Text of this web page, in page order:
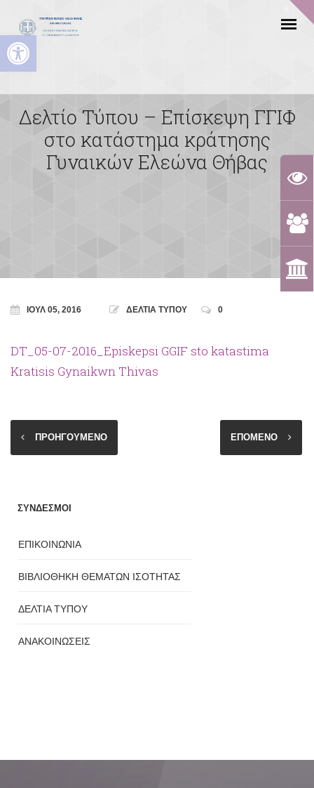
Ανοίξτε τη γραμμή εργαλείων
Δελτίο Τύπου – Επίσκεψη ΓΓΙΦ
στο κατάστημα κράτησης
Γυναικών Ελεώνα Θήβας
ΙΟΎΛ 05, 2016 ΔΕΛΤΙΑ ΤΥΠΟΥ 0
DT_05-07-2016_Episkepsi GGIF sto katastima
Kratisis Gynaikwn Thivas
ΠΡΟΗΓΟΥΜΕΝΟ ΕΠΟΜΕΝΟ
ΣΥΝΔΕΣΜΟΙ
ΕΠΙΚΟΙΝΩΝΙΑ
ΒΙΒΛΙΟΘΗΚΗ ΘΕΜΑΤΩΝ ΙΣΟΤΗΤΑΣ
ΔΕΛΤΙΑ ΤΥΠΟΥ
ΑΝΑΚΟΙΝΩΣΕΙΣ